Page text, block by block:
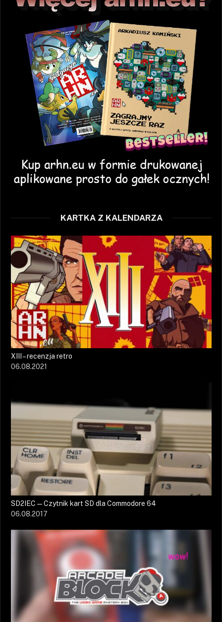
KARTKA Z KALENDARZA
XIII – recenzja retro
06.08.2021
SD2IEC — Czytnik kart SD dla Commodore 64
06.08.2017